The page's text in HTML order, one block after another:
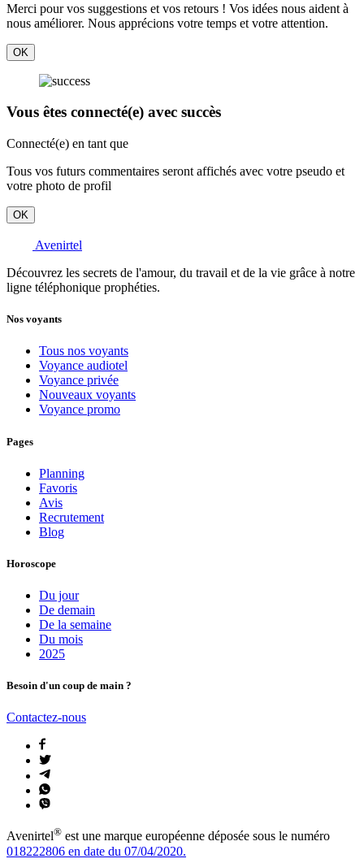
Merci pour vos suggestions et vos retours ! Vos idées nous aident à
nous améliorer. Nous apprécions votre temps et votre attention.
OK
Vous êtes connecté(e) avec succès
Connecté(e) en tant que
Tous vos futurs commentaires seront affichés avec votre pseudo et
votre photo de profil
OK
Avenirtel
Découvrez les secrets de l'amour, du travail et de la vie grâce à notre
ligne téléphonique prophéties.
Nos voyants
Tous nos voyants
Voyance audiotel
Voyance privée
Nouveaux voyants
Voyance promo
Pages
Planning
Favoris
Avis
Recrutement
Blog
Horoscope
Du jour
De demain
De la semaine
Du mois
2025
Besoin d'un coup de main ?
Contactez-nous
Avenirtel® est une marque européenne déposée sous le numéro
018222806 en date du 07/04/2020.